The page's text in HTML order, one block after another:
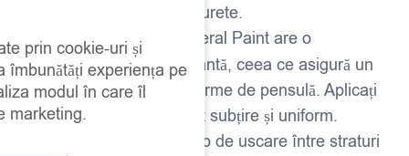
calitate sau role din burete.
Aplicare
: Fusion Mineral Paint are o
consistență autonivelantă, ceea ce asigură un
finisaj uniform și fără urme de pensulă. Aplicați
vopseaua într-un strat subțire și uniform.
: Timp de uscare între straturi
prin cookie-uri și
îmbunătăți experiența pe
modul în care îl
marketing.